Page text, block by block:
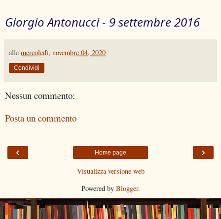
Giorgio Antonucci - 9 settembre 2016
alle mercoledì, novembre 04, 2020
Condividi
Nessun commento:
Posta un commento
‹ ›
Home page
Visualizza versione web
Powered by Blogger.